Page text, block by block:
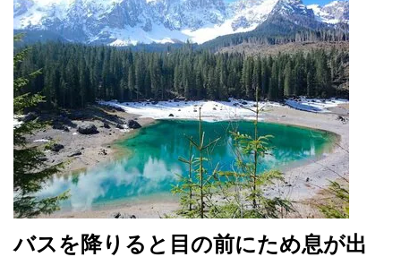
バスを降りると目の前にため息が出